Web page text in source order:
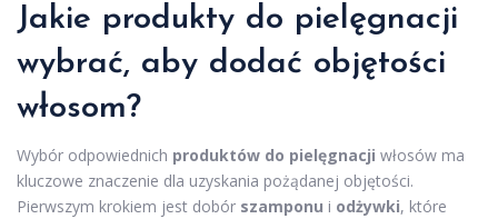
Jakie produkty do pielęgnacji
wybrać, aby dodać objętości
włosom?
Wybór odpowiednich produktów do pielęgnacji włosów ma
kluczowe znaczenie dla uzyskania pożądanej objętości.
Pierwszym krokiem jest dobór szamponu i odżywki, które